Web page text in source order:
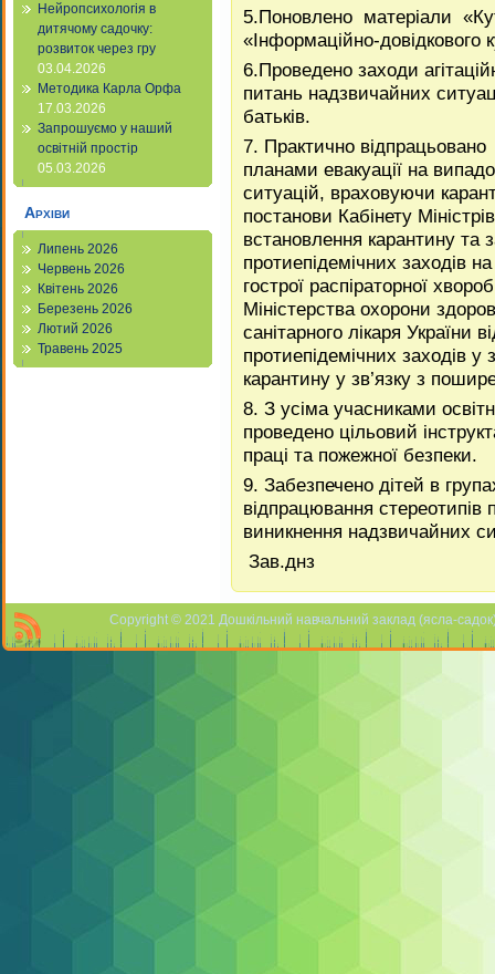
Нейропсихологія в
дитячому садочку:
розвиток через гру
03.04.2026
Методика Карла Орфа
17.03.2026
Запрошуємо у наший
освітній простір
05.03.2026
Архіви
Липень 2026
Червень 2026
Квітень 2026
Березень 2026
Лютий 2026
Травень 2025
5.Поновлено матеріали
«Інформаційно-довідкового
6.Проведено заходи
питань надзвичайних
батьків.
7. Практично відпрацьовано
планами евакуації на
ситуацій, враховуючи
постанови Кабінету
встановлення карантину та
протиепідемічних заходів
гострої распіраторної
Міністерства охорони
санітарного лікаря
протиепідемічних заходів у
карантину у зв’язку з
8. З усіма учасниками
проведено цільовий
праці та пожежної безпеки.
9. Забезпечено дітей в
відпрацювання стереотипів
виникнення надзвичайних
Зав.днз
Copyright © 2021 Дошкільний навчальний заклад (ясла-